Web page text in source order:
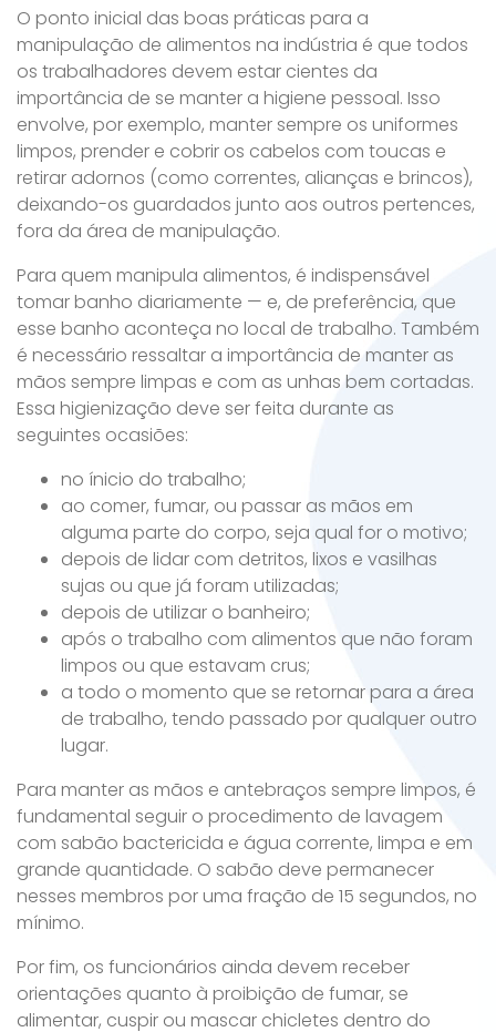
O ponto inicial das boas práticas para a
manipulação de alimentos na indústria é que todos
os trabalhadores devem estar cientes da
importância de se manter a higiene pessoal. Isso
envolve, por exemplo, manter sempre os uniformes
limpos, prender e cobrir os cabelos com toucas e
retirar adornos (como correntes, alianças e brincos),
deixando-os guardados junto aos outros pertences,
fora da área de manipulação.
Para quem manipula alimentos, é indispensável
tomar banho diariamente — e, de preferência, que
esse banho aconteça no local de trabalho. Também
é necessário ressaltar a importância de manter as
mãos sempre limpas e com as unhas bem cortadas.
Essa higienização deve ser feita durante as
seguintes ocasiões:
no ínicio do trabalho;
ao comer, fumar, ou passar as mãos em
alguma parte do corpo, seja qual for o motivo;
depois de lidar com detritos, lixos e vasilhas
sujas ou que já foram utilizadas;
depois de utilizar o banheiro;
após o trabalho com alimentos que não foram
limpos ou que estavam crus;
a todo o momento que se retornar para a área
de trabalho, tendo passado por qualquer outro
lugar.
Para manter as mãos e antebraços sempre limpos, é
fundamental seguir o procedimento de lavagem
com sabão bactericida e água corrente, limpa e em
grande quantidade. O sabão deve permanecer
nesses membros por uma fração de 15 segundos, no
mínimo.
Por fim, os funcionários ainda devem receber
orientações quanto à proibição de fumar, se
alimentar, cuspir ou mascar chicletes dentro do